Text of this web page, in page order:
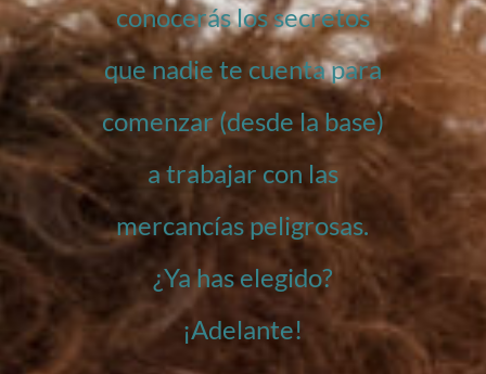
conocerás los secretos
que nadie te cuenta para
comenzar (desde la base)
a trabajar con las
mercancías peligrosas.
¿Ya has elegido?
¡Adelante!